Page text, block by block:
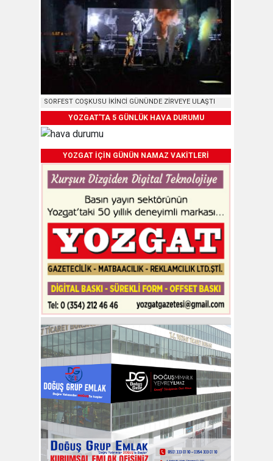
SORFEST COŞKUSU İKİNCİ GÜNÜNDE ZİRVEYE ULAŞTI
YOZGAT'TA 5 GÜNLÜK HAVA DURUMU
YOZGAT İÇİN GÜNÜN NAMAZ VAKİTLERİ